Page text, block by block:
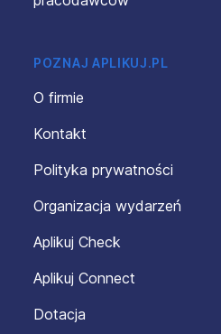
POZNAJ APLIKUJ.PL
O firmie
Kontakt
Polityka prywatności
Organizacja wydarzeń
Aplikuj Check
Aplikuj Connect
Dotacja